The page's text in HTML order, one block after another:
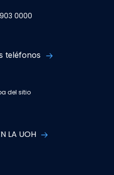
0000
teléfonos
del sitio
LA UOH